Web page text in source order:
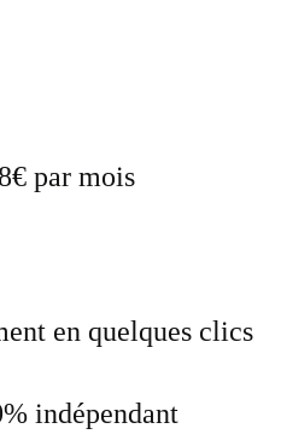
par mois
en quelques clics
indépendant